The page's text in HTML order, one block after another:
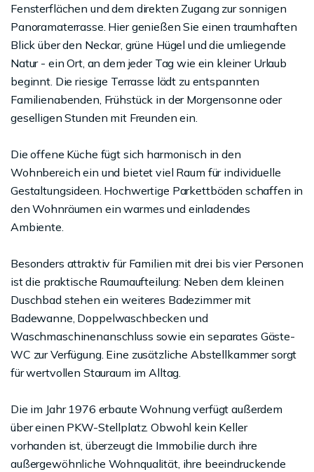
Fensterflächen und dem direkten Zugang zur sonnigen
Panoramaterrasse. Hier genießen Sie einen traumhaften
Blick über den Neckar, grüne Hügel und die umliegende
Natur - ein Ort, an dem jeder Tag wie ein kleiner Urlaub
beginnt. Die riesige Terrasse lädt zu entspannten
Familienabenden, Frühstück in der Morgensonne oder
geselligen Stunden mit Freunden ein.
Die offene Küche fügt sich harmonisch in den
Wohnbereich ein und bietet viel Raum für individuelle
Gestaltungsideen. Hochwertige Parkettböden schaffen in
den Wohnräumen ein warmes und einladendes
Ambiente.
Besonders attraktiv für Familien mit drei bis vier Personen
ist die praktische Raumaufteilung: Neben dem kleinen
Duschbad stehen ein weiteres Badezimmer mit
Badewanne, Doppelwaschbecken und
Waschmaschinenanschluss sowie ein separates Gäste-
WC zur Verfügung. Eine zusätzliche Abstellkammer sorgt
für wertvollen Stauraum im Alltag.
Die im Jahr 1976 erbaute Wohnung verfügt außerdem
über einen PKW-Stellplatz. Obwohl kein Keller
vorhanden ist, überzeugt die Immobilie durch ihre
außergewöhnliche Wohnqualität, ihre beeindruckende